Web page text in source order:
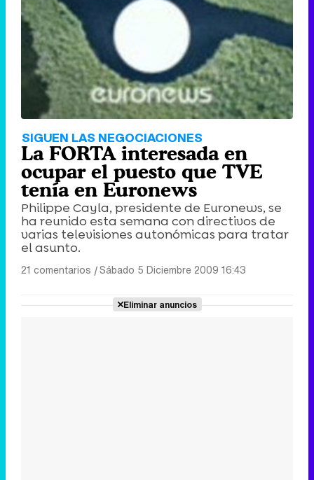
SIGUEN LAS NEGOCIACIONES
La FORTA interesada en
ocupar el puesto que TVE
tenía en Euronews
Philippe Cayla, presidente de Euronews, se
ha reunido esta semana con directivos de
varias televisiones autonómicas para tratar
el asunto.
21 comentarios |Sábado 5 Diciembre 2009 16:43
Eliminar anuncios